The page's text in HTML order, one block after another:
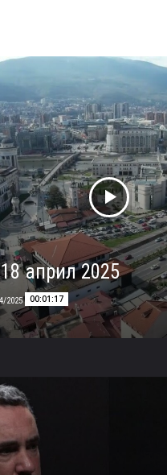
април 2025
00:01:17
22:38